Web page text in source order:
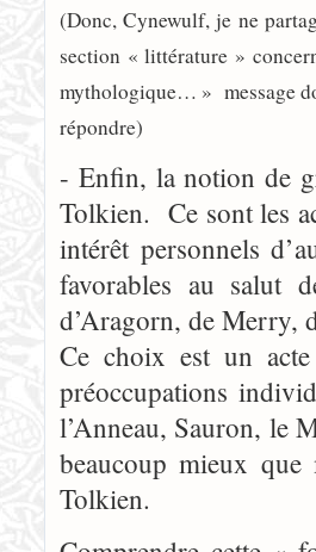
(Donc, Cynewulf, je ne
section « littérature »
mythologique… » message
répondre)
- Enfin, la notion de
Tolkien. Ce sont les
intérêt personnels
favorables au
d’Aragorn, de Merry,
Ce choix est un
préoccupations
l’Anneau, Sauron, le
beaucoup mieux
Tolkien.